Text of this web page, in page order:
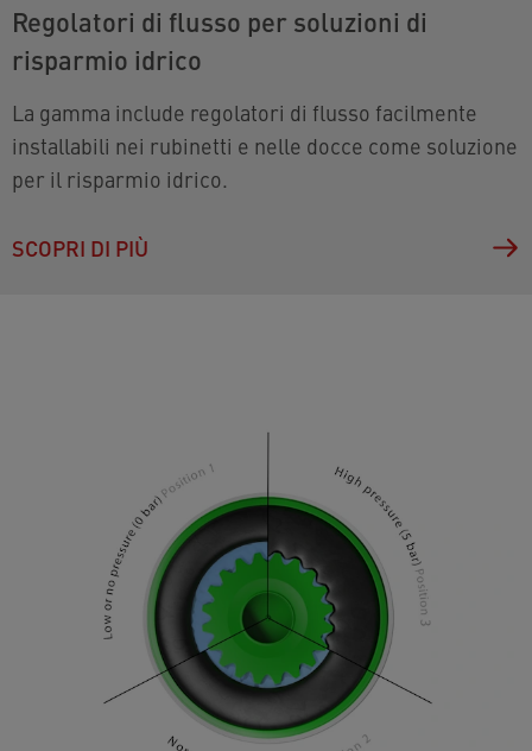
Regolatori di flusso per soluzioni di
risparmio idrico
La gamma include regolatori di flusso facilmente
installabili nei rubinetti e nelle docce come soluzione
per il risparmio idrico.
SCOPRI DI PIÙ